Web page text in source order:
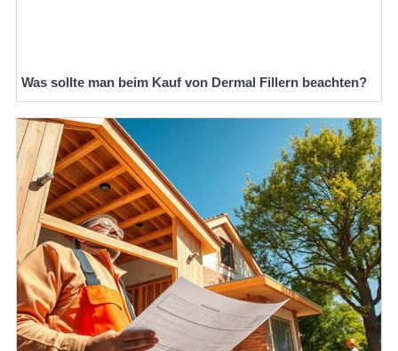
Was sollte man beim Kauf von Dermal Fillern beachten?